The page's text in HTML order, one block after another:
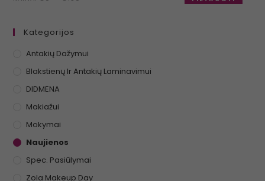
Kategorijos
Antakių Dažymui
Blakstienų Ir Antakių Laminavimui
DIDMENA
Makiažui
Mokymai
Naujienos
Spec. Pasiūlymai
Zola Makeup Day